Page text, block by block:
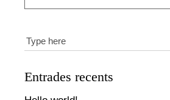
Entrades recents